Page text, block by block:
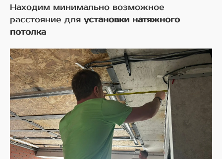
Находим минимально возможное
расстояние для установки натяжного
потолка